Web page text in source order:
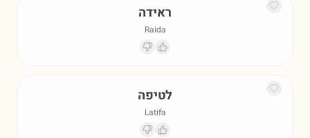
ראידה
Raida
לטיפה
Latifa